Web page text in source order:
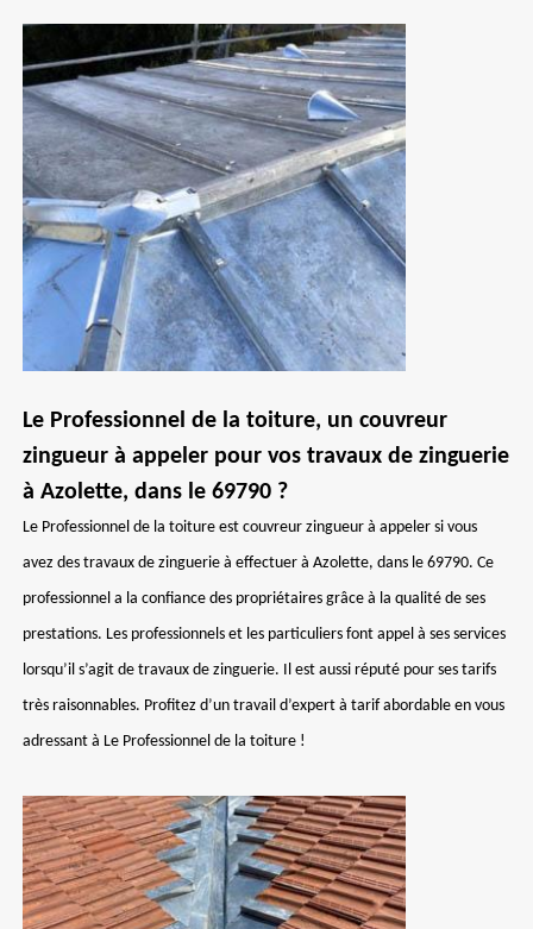
Le Professionnel de la toiture, un couvreur
zingueur à appeler pour vos travaux de zinguerie
à Azolette, dans le 69790 ?
Le Professionnel de la toiture est couvreur zingueur à appeler si vous
avez des travaux de zinguerie à effectuer à Azolette, dans le 69790. Ce
professionnel a la confiance des propriétaires grâce à la qualité de ses
prestations. Les professionnels et les particuliers font appel à ses services
lorsqu’il s’agit de travaux de zinguerie. Il est aussi réputé pour ses tarifs
très raisonnables. Profitez d’un travail d’expert à tarif abordable en vous
adressant à Le Professionnel de la toiture !